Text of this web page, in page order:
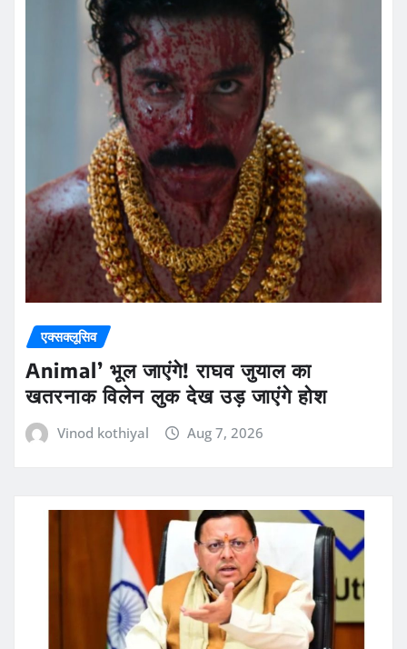
एक्सक्लूसिव
Animal’ भूल जाएंगे! राघव जुयाल का
खतरनाक विलेन लुक देख उड़ जाएंगे होश
Vinod kothiyal Aug 7, 2026